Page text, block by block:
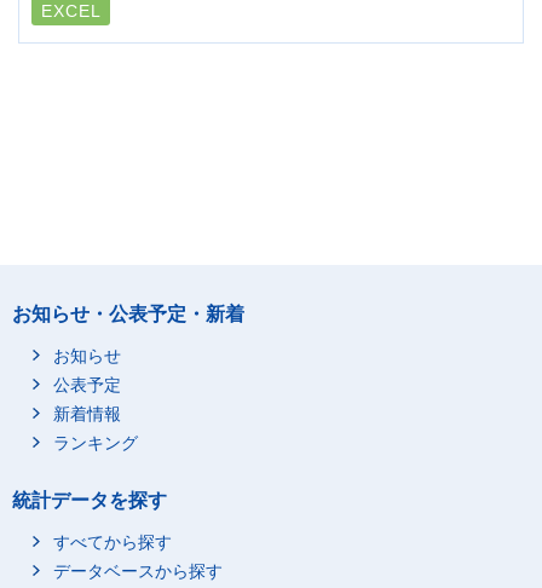
EXCEL
お知らせ・公表予定・新着
お知らせ
公表予定
新着情報
ランキング
統計データを探す
すべてから探す
データベースから探す